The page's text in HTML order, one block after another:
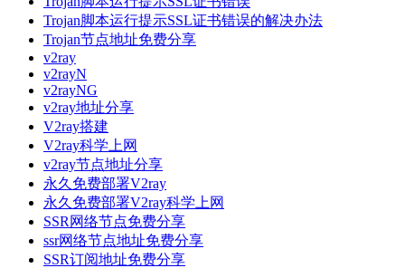
Trojan脚本运行提示SSL证书错误的解决办法
Trojan节点地址免费分享
v2ray
v2rayN
v2rayNG
v2ray地址分享
V2ray搭建
V2ray科学上网
v2ray节点地址分享
永久免费部署V2ray
永久免费部署V2ray科学上网
SSR网络节点免费分享
ssr网络节点地址免费分享
SSR订阅地址免费分享